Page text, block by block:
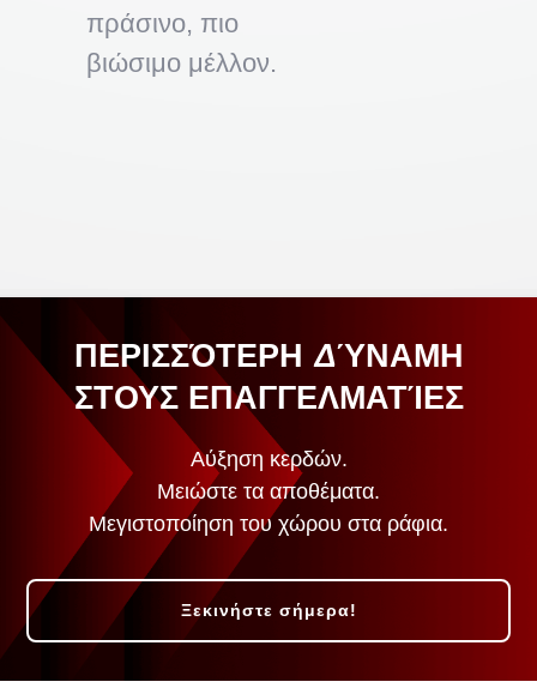
πράσινο, πιο
βιώσιμο μέλλον.
ΠΕΡΙΣΣΌΤΕΡΗ ΔΎΝΑΜΗ
ΣΤΟΥΣ ΕΠΑΓΓΕΛΜΑΤΊΕΣ
Αύξηση κερδών.
Μειώστε τα αποθέματα.
Μεγιστοποίηση του χώρου στα ράφια.
Ξεκινήστε σήμερα!